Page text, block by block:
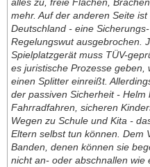
alles zu, freie Flächen,
mehr. Auf der anderen Seite
Deutschland - eine
Regelungswut ausgebrochen.
Spielplatzgerät muss TÜV-
es juristische Prozesse geben,
einen Splitter einreißt.
der passiven Sicherheit - Helm
Fahrradfahren, sicheren
Wegen zu Schule und Kita -
Eltern selbst tun können. Dem
Banden, denen können sie
nicht an- oder abschnallen wie